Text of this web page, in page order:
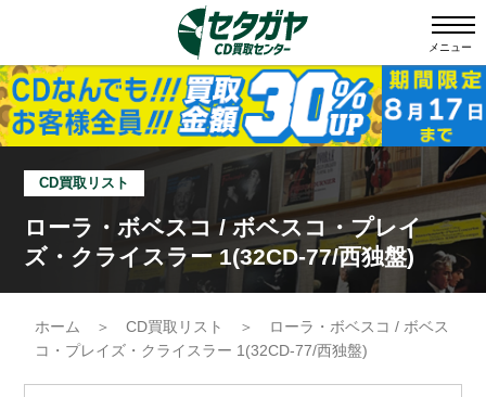
メニュー
CD買取リスト
ローラ・ボベスコ / ボベスコ・プレイ
ズ・クライスラー 1(32CD-77/西独盤)
ホーム ＞ CD買取リスト ＞
ローラ・ボベスコ / ボベス
コ・プレイズ・クライスラー 1(32CD-77/西独盤)